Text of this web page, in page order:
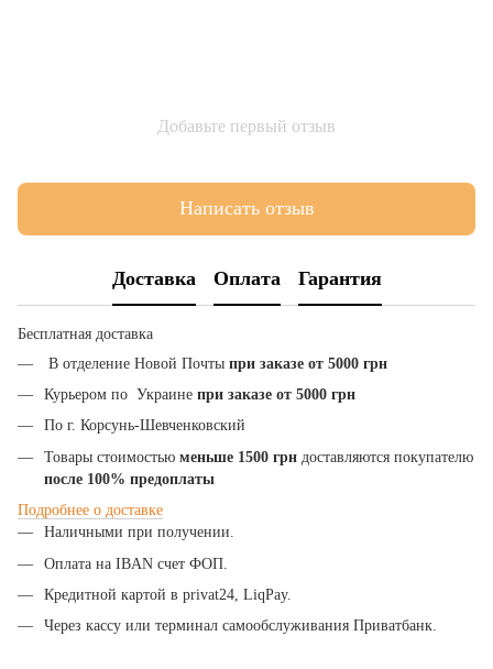
Добавьте первый отзыв
Написать отзыв
Доставка Оплата Гарантия
Бесплатная доставка
В отделение Новой Почты при заказе от 5000 грн
Курьером по Украине при заказе от 5000 грн
По г. Корсунь-Шевченковский
Товары стоимостью меньше 1500 грн доставляются покупателю
после 100% предоплаты
Подробнее о доставке
Наличными при получении.
Оплата на IBAN счет ФОП.
Кредитной картой в privat24, LiqPay.
Через кассу или терминал самообслуживания Приватбанк.